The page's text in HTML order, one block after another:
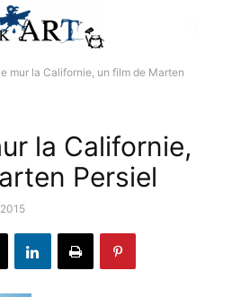
mur la Californie, un film de Marten
la Californie,
Persiel